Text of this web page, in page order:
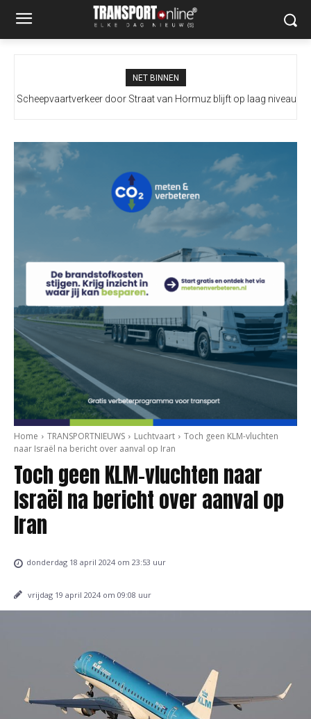
NET BINNEN
Scheepvaartverkeer door Straat van Hormuz blijft op laag niveau
Home TRANSPORTNIEUWS Luchtvaart
Toch geen KLM-vluchten
naar Israël na bericht over aanval op Iran
Toch geen KLM-vluchten naar
Israël na bericht over aanval op
Iran
donderdag 18 april 2024 om 23:53 uur
vrijdag 19 april 2024 om 09:08 uur